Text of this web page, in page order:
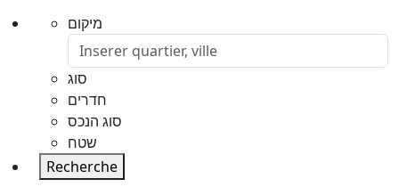
מיקום
סוג
חדרים
סוג הנכס
שטח
Recherche